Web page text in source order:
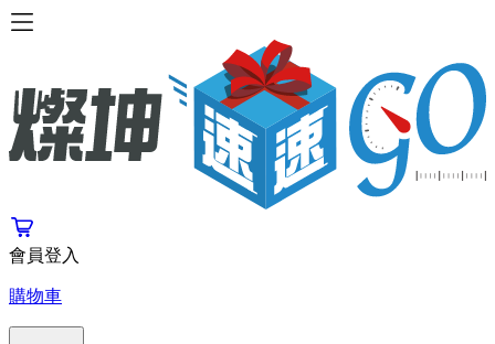
會員登入
購物車